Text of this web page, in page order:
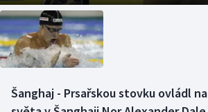
Biatlon
Boby a skeleton
Box
Aplikace ČT sport
AZ kvíz
Šanghaj - Prsařskou stovku ovládl